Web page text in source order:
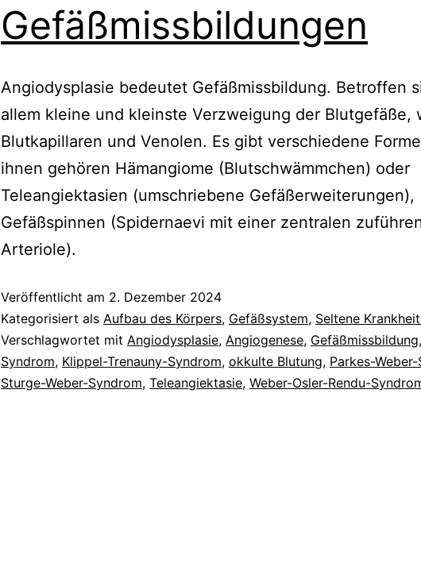
Gefäßmissbildungen
Angiodysplasie bedeutet Gefäßmissbildung. Betroffen
allem kleine und kleinste Verzweigung der Blutgefäße,
Blutkapillaren und Venolen. Es gibt verschiedene
ihnen gehören Hämangiome (Blutschwämmchen) oder
Teleangiektasien (umschriebene Gefäßerweiterungen),
Gefäßspinnen (Spidernaevi mit einer zentralen
Arteriole).
Veröffentlicht am 2. Dezember 2024
Kategorisiert als Aufbau des Körpers, Gefäßsystem, Seltene
Verschlagwortet mit Angiodysplasie, Angiogenese, Gefäßmissbildung
Syndrom, Klippel-Trenauny-Syndrom, okkulte Blutung, Parkes-
Sturge-Weber-Syndrom, Teleangiektasie, Weber-Osler-Rendu-